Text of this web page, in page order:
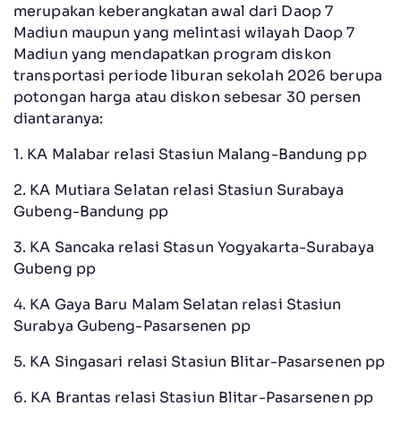
merupakan keberangkatan awal dari Daop 7
Madiun maupun yang melintasi wilayah Daop 7
Madiun yang mendapatkan program diskon
transportasi periode liburan sekolah 2026 berupa
potongan harga atau diskon sebesar 30 persen
diantaranya:
1. KA Malabar relasi Stasiun Malang-Bandung pp
2. KA Mutiara Selatan relasi Stasiun Surabaya
Gubeng-Bandung pp
3. KA Sancaka relasi Stasun Yogyakarta-Surabaya
Gubeng pp
4. KA Gaya Baru Malam Selatan relasi Stasiun
Surabya Gubeng-Pasarsenen pp
5. KA Singasari relasi Stasiun Blitar-Pasarsenen pp
6. KA Brantas relasi Stasiun Blitar-Pasarsenen pp